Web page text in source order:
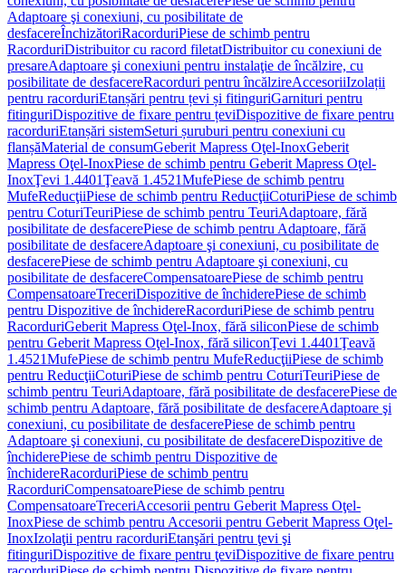
Adaptoare şi conexiuni, cu posibilitate de
desfacereÎnchizătoriRacorduriPiese de schimb pentru
RacorduriDistribuitor cu racord filetatDistribuitor cu conexiuni de
presareAdaptoare şi conexiuni pentru instalaţie de încălzire, cu
posibilitate de desfacereRacorduri pentru încălzireAccesoriiIzolații
pentru racorduriEtanșări pentru țevi și fitinguriGarnituri pentru
fitinguriDispozitive de fixare pentru țeviDispozitive de fixare pentru
racorduriEtanșări sistemSeturi șuruburi pentru conexiuni cu
flanșăMaterial de consumGeberit Mapress Oţel-InoxGeberit
Mapress Oţel-InoxPiese de schimb pentru Geberit Mapress Oţel-
InoxŢevi 1.4401Ţeavă 1.4521MufePiese de schimb pentru
MufeReducţiiPiese de schimb pentru ReducţiiCoturiPiese de schimb
pentru CoturiTeuriPiese de schimb pentru TeuriAdaptoare, fără
posibilitate de desfacerePiese de schimb pentru Adaptoare, fără
posibilitate de desfacereAdaptoare şi conexiuni, cu posibilitate de
desfacerePiese de schimb pentru Adaptoare şi conexiuni, cu
posibilitate de desfacereCompensatoarePiese de schimb pentru
CompensatoareTreceriDispozitive de închiderePiese de schimb
pentru Dispozitive de închidereRacorduriPiese de schimb pentru
RacorduriGeberit Mapress Oţel-Inox, fără siliconPiese de schimb
pentru Geberit Mapress Oţel-Inox, fără siliconŢevi 1.4401Ţeavă
1.4521MufePiese de schimb pentru MufeReducţiiPiese de schimb
pentru ReducţiiCoturiPiese de schimb pentru CoturiTeuriPiese de
schimb pentru TeuriAdaptoare, fără posibilitate de desfacerePiese de
schimb pentru Adaptoare, fără posibilitate de desfacereAdaptoare şi
conexiuni, cu posibilitate de desfacerePiese de schimb pentru
Adaptoare şi conexiuni, cu posibilitate de desfacereDispozitive de
închiderePiese de schimb pentru Dispozitive de
închidereRacorduriPiese de schimb pentru
RacorduriCompensatoarePiese de schimb pentru
CompensatoareTreceriAccesorii pentru Geberit Mapress Oţel-
InoxPiese de schimb pentru Accesorii pentru Geberit Mapress Oţel-
InoxIzolaţii pentru racorduriEtanşări pentru ţevi şi
fitinguriDispozitive de fixare pentru ţeviDispozitive de fixare pentru